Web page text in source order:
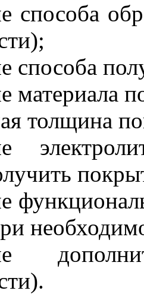
способа
способа
материала
толщина